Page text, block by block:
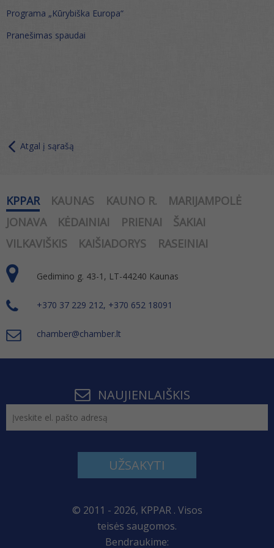
Programa „Kūrybiška Europa“
Pranešimas spaudai
Atgal į sąrašą
KPPAR KAUNAS KAUNO R.
MARIJAMPOLĖ
JONAVA
KĖDAINIAI PRIENAI
ŠAKIAI
VILKAVIŠKIS
KAIŠIADORYS RASEINIAI
Gedimino g. 43-1, LT-44240 Kaunas
+370 37 229 212, +370 652 18091
chamber@chamber.lt
NAUJIENLAIŠKIS
UŽSAKYTI
© 2011 - 2026, KPPAR . Visos
teisės saugomos.
Bendraukime: